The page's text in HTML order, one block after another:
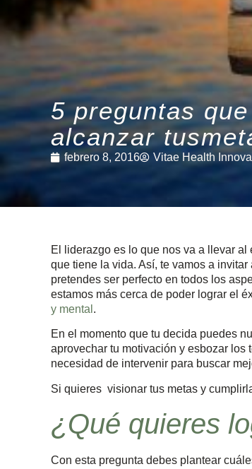
5 preguntas
alcanzar
febrero 8, 2016 Vitae Health
El liderazgo es lo que nos va a llevar
que tiene la vida. Así, te vamos a
pretendes ser perfecto en todos los
estamos más cerca de poder lograr el
y mental .
En el momento que tu decida puedes
aprovechar tu motivación y esbozar los
necesidad de intervenir para buscar
Si quieres visionar tus metas y
¿Qué quieres
Con esta pregunta debes plantear